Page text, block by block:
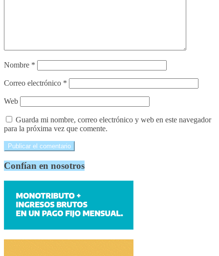
Nombre *
Correo electrónico *
Web
Guarda mi nombre, correo electrónico y web en este navegador
para la próxima vez que comente.
Confían en nosotros